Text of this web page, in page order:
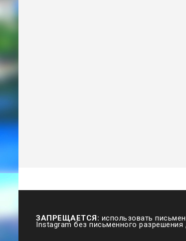
ЗАПРЕЩАЕТСЯ: использовать
Instagram без письменного разрешения